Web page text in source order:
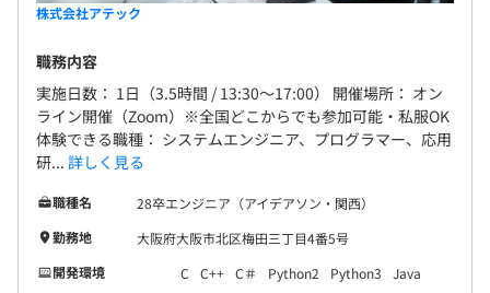
株式会社アテック
職務内容
実施日数： 1日（3.5時間 / 13:30～17:00） 開催場所： オン
ライン開催（Zoom）※全国どこからでも参加可能・私服OK
体験できる職種： システムエンジニア、プログラマー、応用
研... 詳しく見る
職種名
28卒エンジニア（アイデアソン・関西）
勤務地
大阪府大阪市北区梅田三丁目4番5号
開発環境
C C++ C＃ Python2 Python3 Java